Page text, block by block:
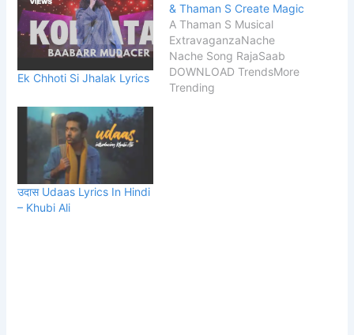
Ek Chhoti Si Jhalak Lyrics
& Thaman S Create Magic
A Thaman S Musical
ExtravaganzaNache
Nache Song RajaSaab
DOWNLOAD TrendsMore
Trending
उदास Udaas Lyrics In Hindi
– Khubi Ali